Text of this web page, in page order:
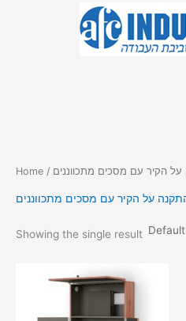
Home הקיר עם מסכים מתכווננים
על הקיר עם מסכים מתכווננים
Showing the single result